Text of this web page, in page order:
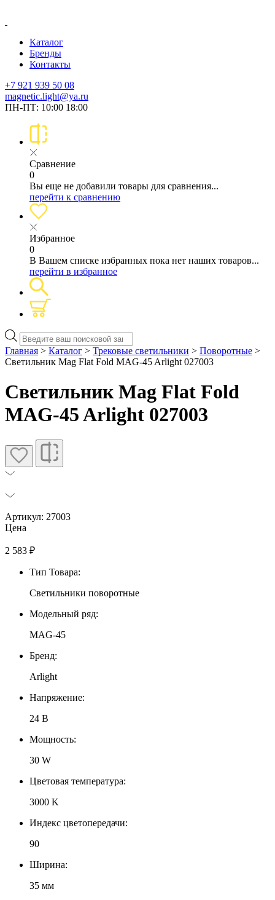
Каталог
Бренды
Контакты
+7 921 939 50 08
magnetic.light@ya.ru
ПН-ПТ: 10:00 18:00
Сравнение
0
Вы еще не добавили товары для сравнения...
перейти к сравнению
Избранное
0
В Вашем списке избранных пока нет наших товаров...
перейти в избранное
Поиск
товаров
Главная > Каталог > Трековые светильники > Поворотные >
Светильник Mag Flat Fold MAG-45 Arlight 027003
Светильник Mag Flat Fold
MAG-45 Arlight 027003
Артикул: 27003
Цена
2 583 ₽
Тип Товара:
Светильники поворотные
Модельный ряд:
MAG-45
Бренд:
Arlight
Напряжение:
24 В
Мощность:
30 W
Цветовая температура:
3000 K
Индекс цветопередачи:
90
Ширина:
35 мм